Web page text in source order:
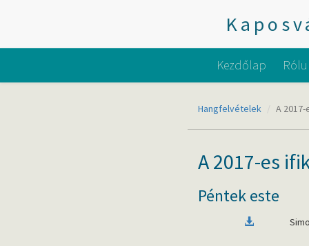
Kezdőlap
Hangfelvételek A
A 2017-es
Péntek este